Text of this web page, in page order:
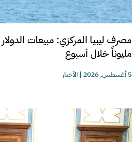
مليوناً خلال أسبوع
5 أغسطس, 2026 |الأخبار